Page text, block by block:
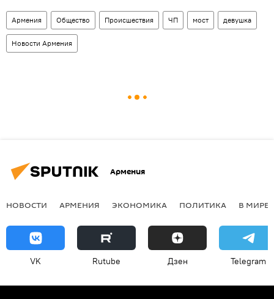
Армения Общество Происшествия ЧП мост девушка
Новости Армения
Армения
НОВОСТИ АРМЕНИЯ ЭКОНОМИКА ПОЛИТИКА В МИРЕ
VK Rutube Дзен Telegram